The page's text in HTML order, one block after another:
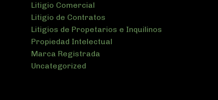
Litigio Comercial
Litigio de Contratos
Litigios de Propetarios e Inquilinos
Propiedad Intelectual
Marca Registrada
Uncategorized